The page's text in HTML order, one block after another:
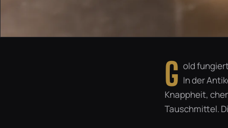
G old
In der
Knappheit,
Tauschmittel.